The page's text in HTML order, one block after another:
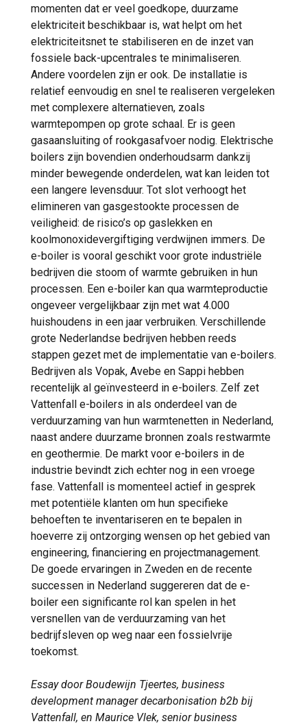
momenten dat er veel goedkope, duurzame
elektriciteit beschikbaar is, wat helpt om het
elektriciteitsnet te stabiliseren en de inzet van
fossiele back-upcentrales te minimaliseren.
Andere voordelen zijn er ook. De installatie is
relatief eenvoudig en snel te realiseren vergeleken
met complexere alternatieven, zoals
warmtepompen op grote schaal. Er is geen
gasaansluiting of rookgasafvoer nodig. Elektrische
boilers zijn bovendien onderhoudsarm dankzij
minder bewegende onderdelen, wat kan leiden tot
een langere levensduur. Tot slot verhoogt het
elimineren van gasgestookte processen de
veiligheid: de risico’s op gaslekken en
koolmonoxidevergiftiging verdwijnen immers. De
e-boiler is vooral geschikt voor grote industriële
bedrijven die stoom of warmte gebruiken in hun
processen. Een e-boiler kan qua warmteproductie
ongeveer vergelijkbaar zijn met wat 4.000
huishoudens in een jaar verbruiken. Verschillende
grote Nederlandse bedrijven hebben reeds
stappen gezet met de implementatie van e-boilers.
Bedrijven als Vopak, Avebe en Sappi hebben
recentelijk al geïnvesteerd in e-boilers. Zelf zet
Vattenfall e-boilers in als onderdeel van de
verduurzaming van hun warmtenetten in Nederland,
naast andere duurzame bronnen zoals restwarmte
en geothermie. De markt voor e-boilers in de
industrie bevindt zich echter nog in een vroege
fase. Vattenfall is momenteel actief in gesprek
met potentiële klanten om hun specifieke
behoeften te inventariseren en te bepalen in
hoeverre zij ontzorging wensen op het gebied van
engineering, financiering en projectmanagement.
De goede ervaringen in Zweden en de recente
successen in Nederland suggereren dat de e-
boiler een significante rol kan spelen in het
versnellen van de verduurzaming van het
bedrijfsleven op weg naar een fossielvrije
toekomst.
Essay door Boudewijn Tjeertes, business
development manager decarbonisation b2b bij
Vattenfall, en Maurice Vlek, senior business